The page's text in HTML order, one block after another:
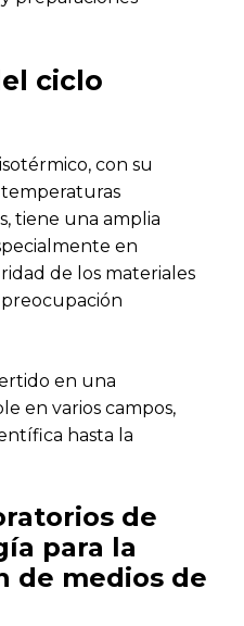
ciclo
con su
temperaturas
tiene una amplia
en
de los materiales
preocupación
en una
en varios campos,
hasta la
de
para la
de medios de